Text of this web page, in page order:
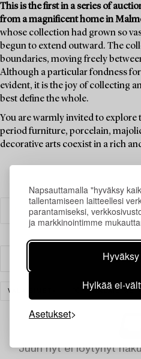
Napsauttamalla "hyväksy
tallentamiseen laitteellesi
parantamiseksi,
ja markkinointimme
Hylkää ei-
Asetukset
This is the first in a series of
from a magnificent home in
whose collection had grown so
begun to extend outward. The
boundaries, moving freely
Although a particular fondness
evident, it is the joy of collecting
best define the whole.
You are warmly invited to explore
period furniture, porcelain,
decorative arts coexist in a rich
VALAISIMET PÖYTÄVALAISIMET
Juuri nyt ei löytynyt